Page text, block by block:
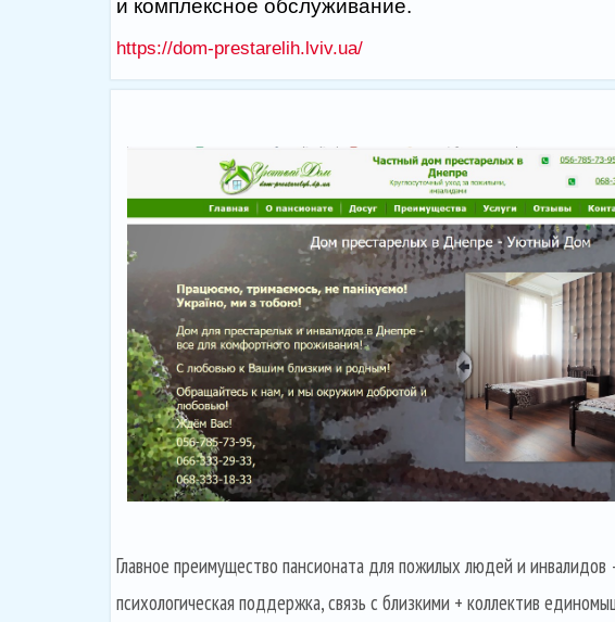
и комплексное обслуживание.
https://dom-prestarelih.lviv.ua/
Главное преимущество пансионата для пожилых людей и
психологическая поддержка, связь с близкими + коллектив